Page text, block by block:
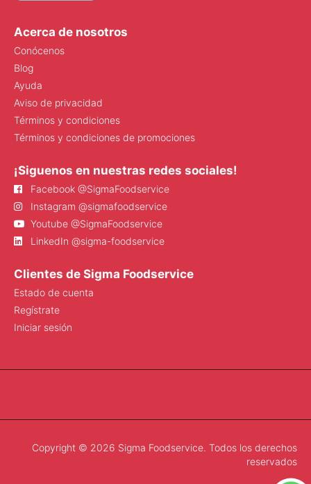
Acerca de nosotros
Conócenos
Blog
Ayuda
Aviso de privacidad
Términos y condiciones
Términos y condiciones de promociones
¡Siguenos en nuestras redes sociales!
Facebook @SigmaFoodservice
Instagram @sigmafoodservice
Youtube @SigmaFoodservice
LinkedIn @sigma-foodservice
Clientes de Sigma Foodservice
Estado de cuenta
Regístrate
Iniciar sesión
Copyright © 2026 Sigma Foodservice. Todos los derechos
reservados